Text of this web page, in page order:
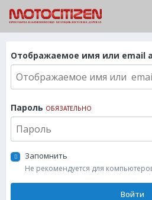
Отображаемое имя или email
Пароль ОБЯЗАТЕЛЬНО
Запомнить
Не рекомендуется для
Войти